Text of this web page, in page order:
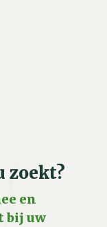
zoekt?
en
bij uw